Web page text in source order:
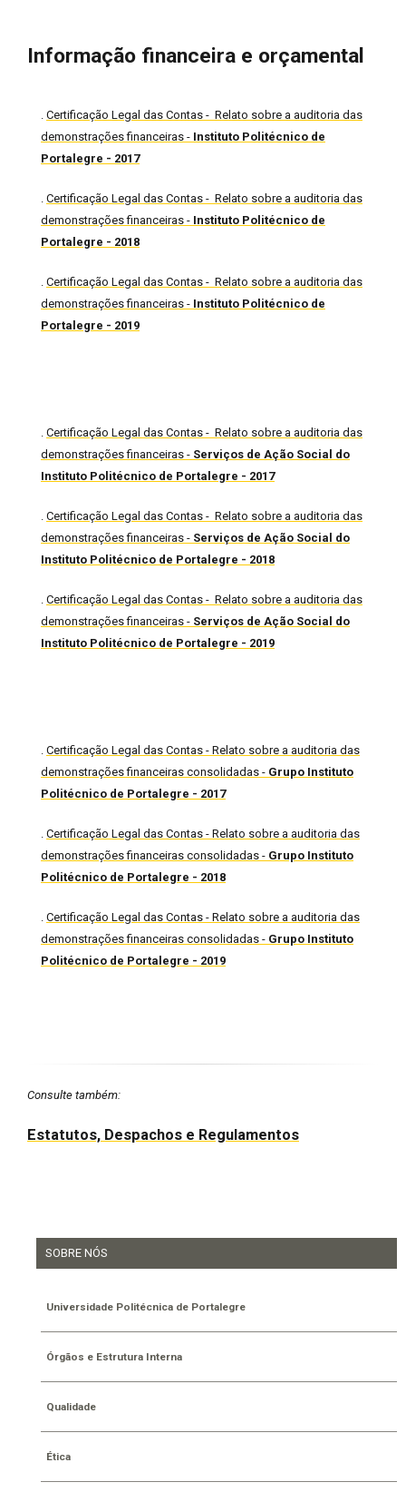
Informação financeira e orçamental
Certificação Legal das Contas - Relato sobre a auditoria das
demonstrações financeiras - Instituto Politécnico de
Portalegre - 2017
Certificação Legal das Contas - Relato sobre a auditoria das
demonstrações financeiras - Instituto Politécnico de
Portalegre - 2018
Certificação Legal das Contas - Relato sobre a auditoria das
demonstrações financeiras - Instituto Politécnico de
Portalegre - 2019
Certificação Legal das Contas - Relato sobre a auditoria das
demonstrações financeiras - Serviços de Ação Social do
Instituto Politécnico de Portalegre - 2017
Certificação Legal das Contas - Relato sobre a auditoria das
demonstrações financeiras - Serviços de Ação Social do
Instituto Politécnico de Portalegre - 2018
Certificação Legal das Contas - Relato sobre a auditoria das
demonstrações financeiras - Serviços de Ação Social do
Instituto Politécnico de Portalegre - 2019
Certificação Legal das Contas - Relato sobre a auditoria das
demonstrações financeiras consolidadas - Grupo Instituto
Politécnico de Portalegre - 2017
Certificação Legal das Contas - Relato sobre a auditoria das
demonstrações financeiras consolidadas - Grupo Instituto
Politécnico de Portalegre - 2018
Certificação Legal das Contas - Relato sobre a auditoria das
demonstrações financeiras consolidadas - Grupo Instituto
Politécnico de Portalegre - 2019
Consulte também:
Estatutos, Despachos e Regulamentos
SOBRE NÓS
Universidade Politécnica de Portalegre
Órgãos e Estrutura Interna
Qualidade
Ética